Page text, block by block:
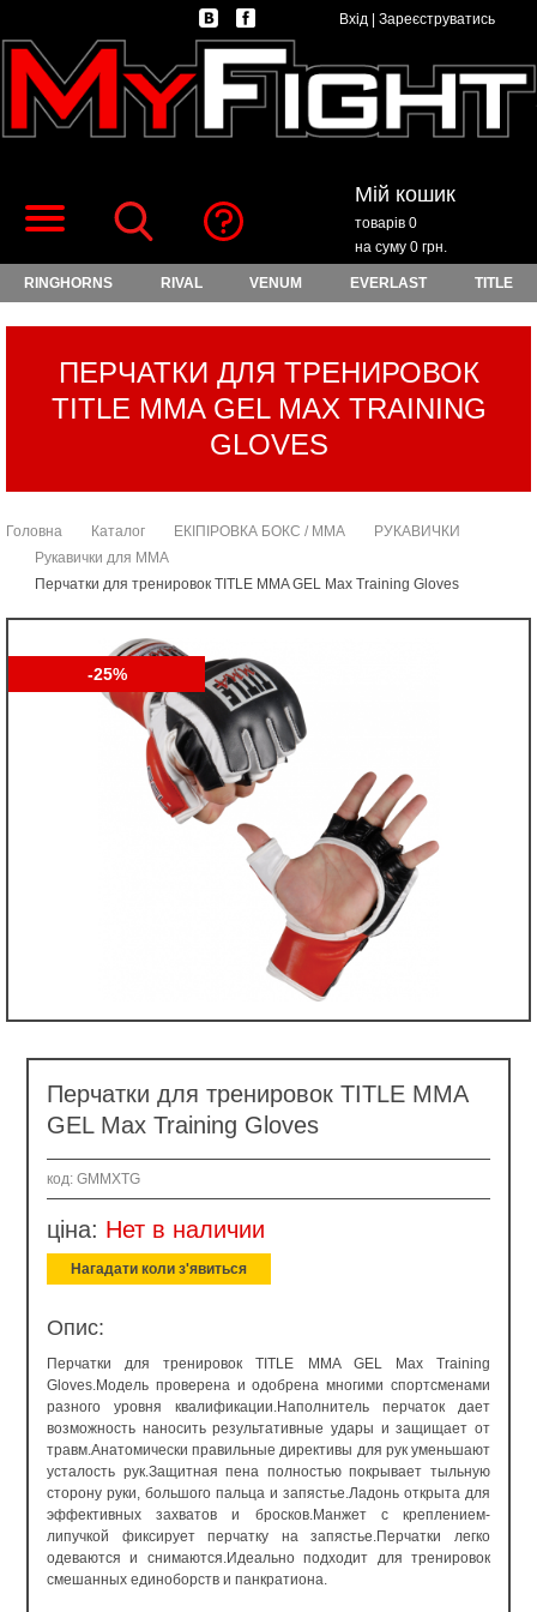
Вхід Зареєструватись
Мій кошик
товарів 0
на суму 0 грн.
RINGHORNS RIVAL VENUM EVERLAST TITLE
ПЕРЧАТКИ ДЛЯ ТРЕНИРОВОК
TITLE MMA GEL MAX TRAINING
GLOVES
Головна Каталог ЕКІПІРОВКА БОКС / ММА
РУКАВИЧКИ
Рукавички для ММА
Перчатки для тренировок TITLE MMA GEL Max Training Gloves
-25%
Перчатки для тренировок TITLE MMA
GEL Max Training Gloves
код: GMMXTG
ціна: Нет в наличии
Нагадати коли з'явиться
Опис:
Перчатки для тренировок TITLE MMA GEL Max Training
Gloves.Модель проверена и одобрена многими спортсменами
разного уровня квалификации.Наполнитель перчаток дает
возможность наносить результативные удары и защищает от
травм.Анатомически правильные директивы для рук уменьшают
усталость рук.Защитная пена полностью покрывает тыльную
сторону руки, большого пальца и запястье.Ладонь открыта для
эффективных захватов и бросков.Манжет с креплением-
липучкой фиксирует перчатку на запястье.Перчатки легко
одеваются и снимаются.Идеально подходит для тренировок
смешанных единоборств и панкратиона.